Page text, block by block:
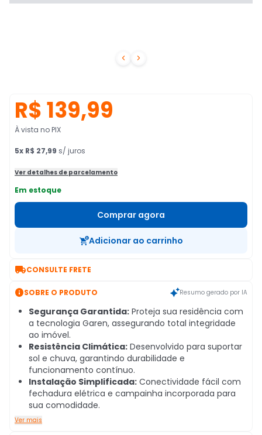
 
R$ 139,99
À vista no PIX
5x R$ 27,99 s/ juros
Ver detalhes de parcelamento
Em estoque
Comprar agora
Adicionar ao carrinho
CONSULTE FRETE
SOBRE O PRODUTO Resumo gerado por IA
Segurança Garantida: Proteja sua residência com
a tecnologia Garen, assegurando total integridade
ao imóvel.
Resistência Climática: Desenvolvido para suportar
sol e chuva, garantindo durabilidade e
funcionamento contínuo.
Instalação Simplificada: Conectividade fácil com
fechadura elétrica e campainha incorporada para
sua comodidade.
Ver mais